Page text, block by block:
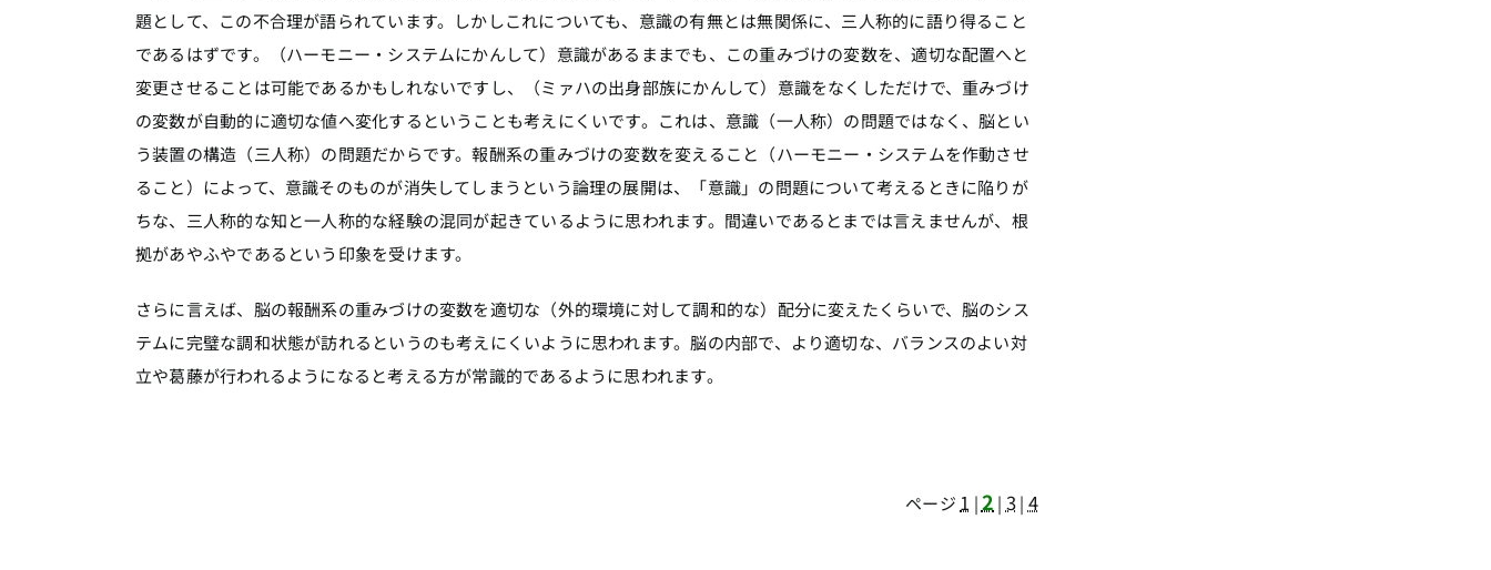
題として、この不合理が語られています。しかしこれについても、意識の有無とは無関係に、三人称的に語り得ること
であるはずです。（ハーモニー・システムにかんして）意識があるままでも、この重みづけの変数を、適切な配置へと
変更させることは可能であるかもしれないですし、（ミァハの出身部族にかんして）意識をなくしただけで、重みづけ
の変数が自動的に適切な値へ変化するということも考えにくいです。これは、意識（一人称）の問題ではなく、脳とい
う装置の構造（三人称）の問題だからです。報酬系の重みづけの変数を変えること（ハーモニー・システムを作動させ
ること）によって、意識そのものが消失してしまうという論理の展開は、「意識」の問題について考えるときに陥りが
ちな、三人称的な知と一人称的な経験の混同が起きているように思われます。間違いであるとまでは言えませんが、根
拠があやふやであるという印象を受けます。
さらに言えば、脳の報酬系の重みづけの変数を適切な（外的環境に対して調和的な）配分に変えたくらいで、脳のシス
テムに完璧な調和状態が訪れるというのも考えにくいように思われます。脳の内部で、より適切な、バランスのよい対
立や葛藤が行われるようになると考える方が常識的であるように思われます。
ページ 1 |2 | 3| 4